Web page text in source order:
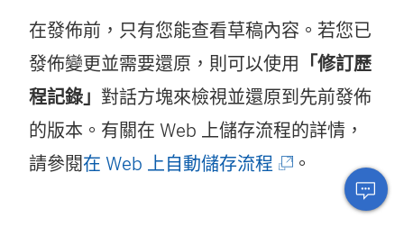
在發佈前，只有您能查看草稿內容。若您已
發佈變更並需要還原，則可以使用
「修訂歷
程記錄」 對話方塊來檢視並還原到先前發佈
的版本。有關在 Web 上儲存流程的詳情，
請參閱在 Web 上自動儲存流程 (
。